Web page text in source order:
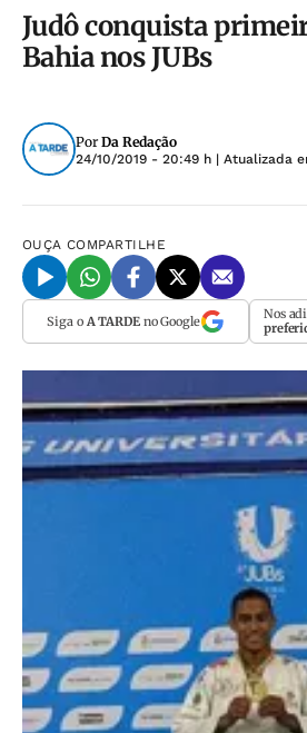
Judô conquista
Bahia nos JUBs
Por Da Redação
24/10/2019 - 20:49 h | Atualizada
OUÇA COMPARTILHE
Siga o A TARDEno Google Nos